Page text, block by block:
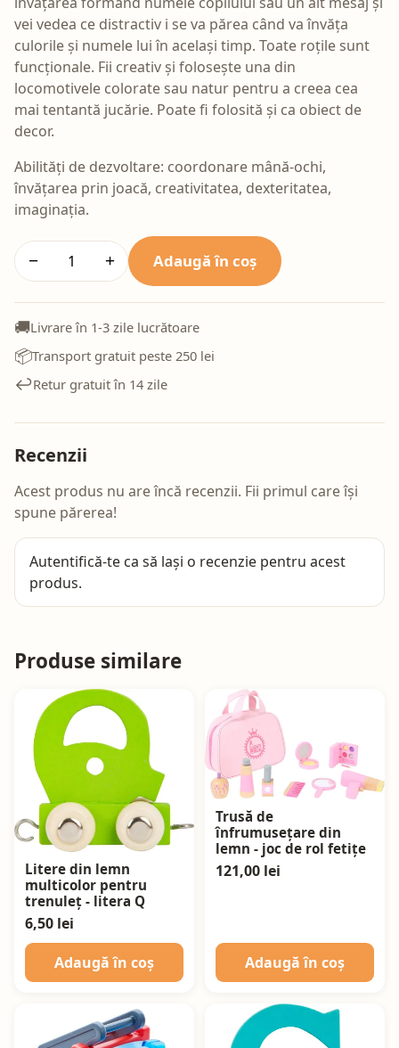
vei vedea ce distractiv i se va părea când va învăța
culorile și numele lui în același timp. Toate roțile sunt
funcționale. Fii creativ și folosește una din
locomotivele colorate sau natur pentru a creea cea
mai tentantă jucărie. Poate fi folosită și ca obiect de
decor.
Abilități de dezvoltare: coordonare mână-ochi,
învățarea prin joacă, creativitatea, dexteritatea,
imaginația.
− + Adaugă în coș
🚚Livrare în 1-3 zile lucrătoare
📦Transport gratuit peste 250 lei
↩️Retur gratuit în 14 zile
Recenzii
Acest produs nu are încă recenzii. Fii primul care își
spune părerea!
Autentifică-te ca să lași o recenzie pentru acest
produs.
Produse similare
Litere din lemn
multicolor pentru
trenuleț - litera Q
6,50 lei
Adaugă în coș
Trusă de
înfrumusețare din
lemn - joc de rol fetițe
121,00 lei
Adaugă în coș